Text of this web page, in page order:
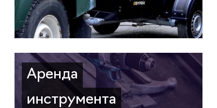
Аренда
инструмента